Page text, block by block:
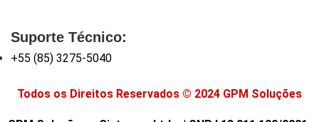
Suporte Técnico:
+55 (85) 3275-5040
Todos os Direitos Reservados © 2024 GPM Soluções